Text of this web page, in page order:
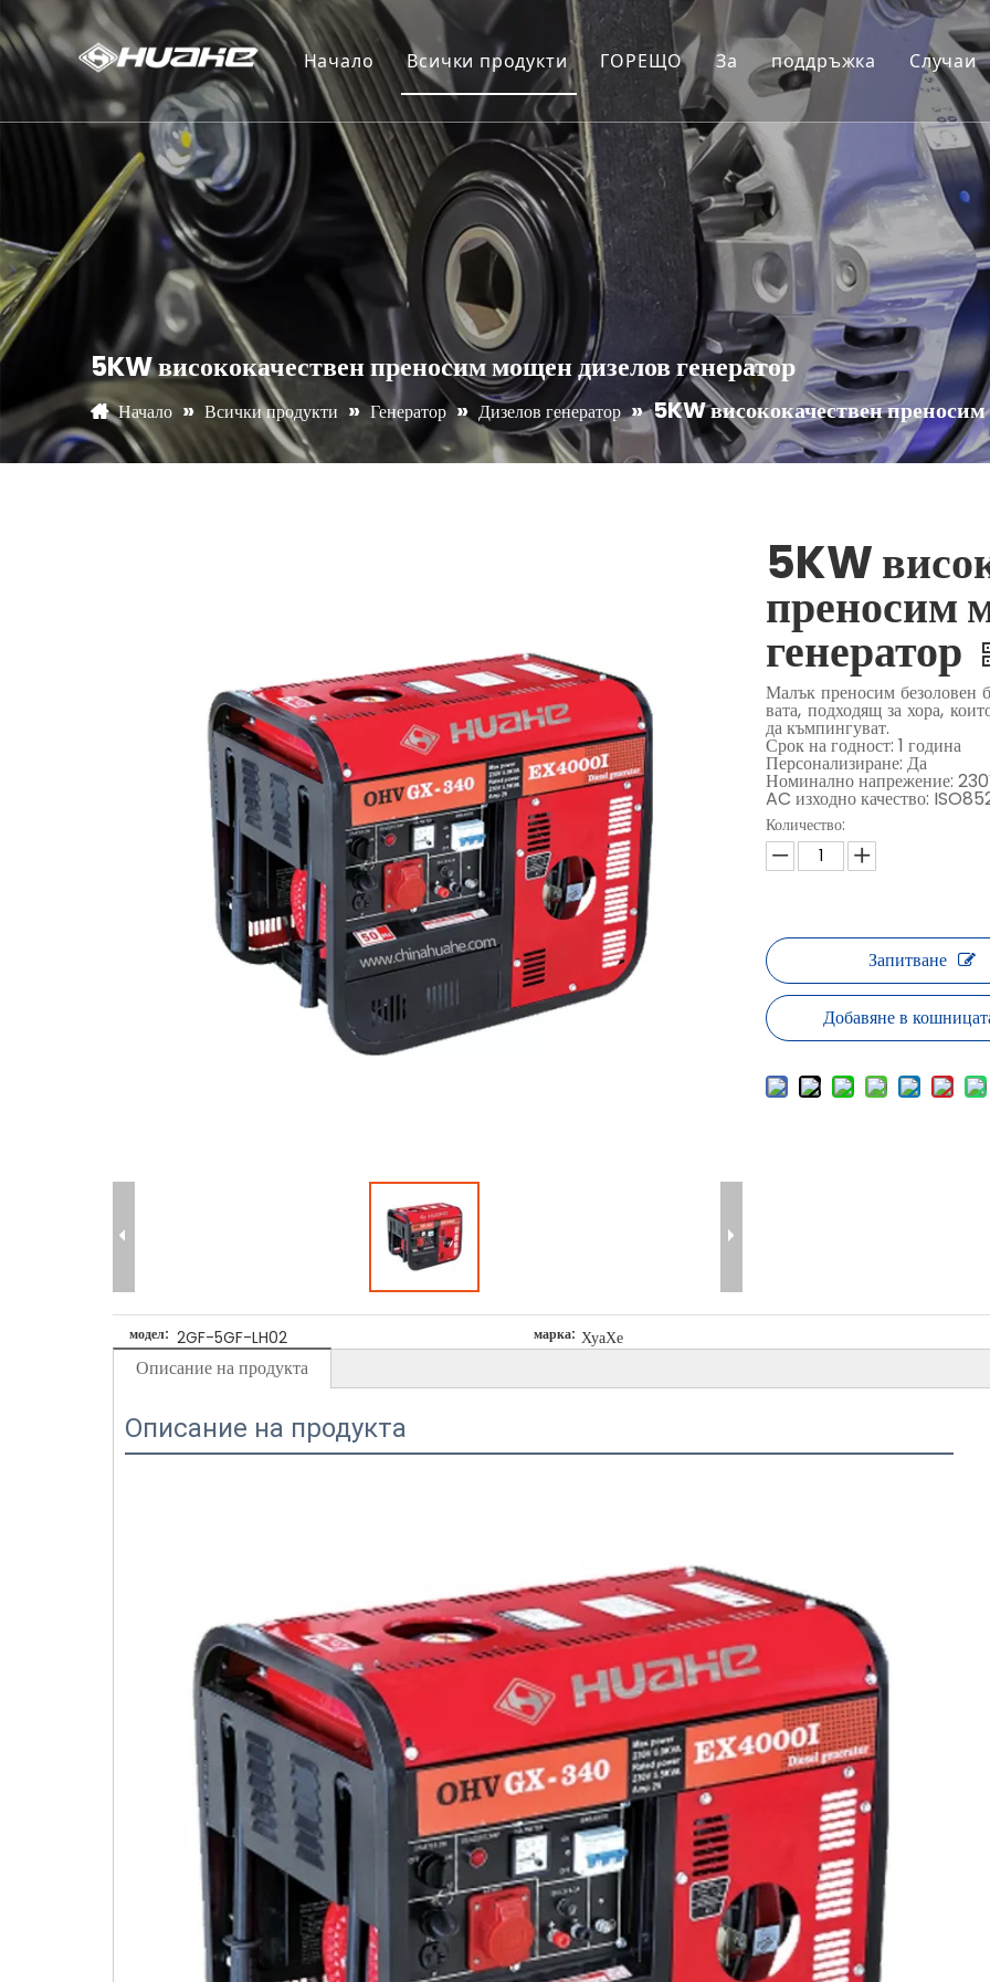
Начало Всички продукти
Генератор
Водна помпа
Уред за миене под налягане
Мотокар
Електрическа палетна количка/щакер
ГОРЕЩО
Инверторен генератор
Водна помпа за напояване
Уред за миене под високо налягане
За
Производствен цех
Сертификати
Контрол на качеството
поддръжка
Ресурс
Поддръжка и
Случаи
5KW висококачествен преносим мощен дизелов генератор
Начало » Всички продукти » Генератор » Дизелов генератор »5KW висококачествен
5KW
преносим
генератор
Малък преносим безоловен
вата, подходящ за хора,
да къмпингуват.
Срок на годност: 1 година
Персонализиране: Да
Номинално напрежение:
AC изходно качество:
Количество:
Запитване
Добавяне в
модел: 2GF-5GF-LH02 марка: ХуаХе
Описание на продукта
Описание на продукта